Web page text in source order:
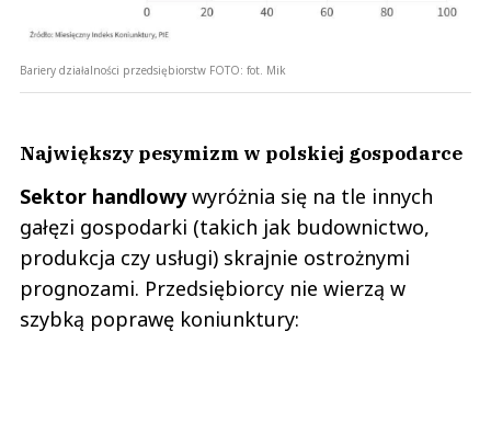
Bariery działalności przedsiębiorstw FOTO: fot. Mik
Największy pesymizm w polskiej gospodarce
Sektor handlowywyróżnia się na tle innych
gałęzi gospodarki (takich jak budownictwo,
produkcja czy usługi) skrajnie ostrożnymi
prognozami. Przedsiębiorcy nie wierzą w
szybką poprawę koniunktury: